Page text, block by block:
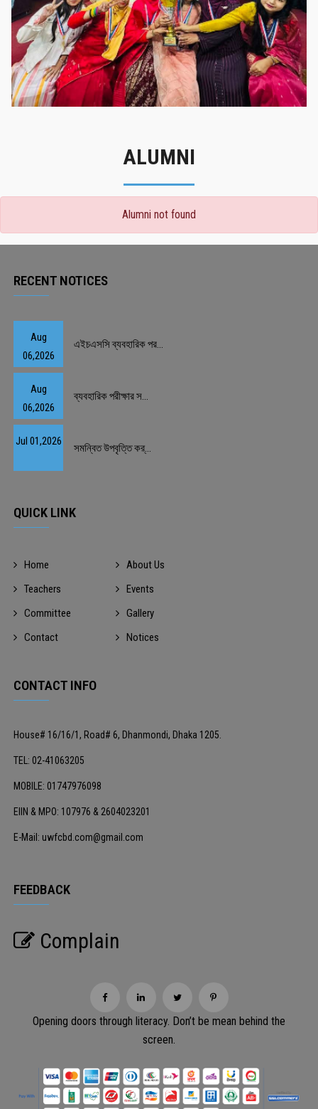
ALUMNI
Alumni not found
RECENT NOTICES
Aug
06,2026
এইচএসসি ব্যবহারিক পর...
Aug
06,2026
ব্যবহারিক পরীক্ষার স...
Jul 01,2026
সমন্বিত উপবৃত্তি কর্...
QUICK LINK
Home
About Us
Teachers
Events
Committee
Gallery
Contact
Notices
CONTACT INFO
House# 16/16/1, Road# 6, Dhanmondi, Dhaka 1205.
TEL: 02-41063205
MOBILE: 01747976098
EIIN & MPO: 107976 & 2604023201
E-Mail: uwfcbd.com@gmail.com
FEEDBACK
Complain
Opening doors through literacy. Don’t be mean behind the
screen.